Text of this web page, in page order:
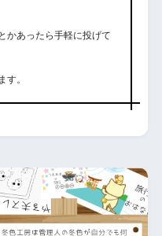
かあったら手軽に投げて
す。